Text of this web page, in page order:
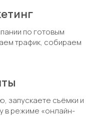
по готовым
трафик, собираем
запускаете съёмки и
в режиме «онлайн-